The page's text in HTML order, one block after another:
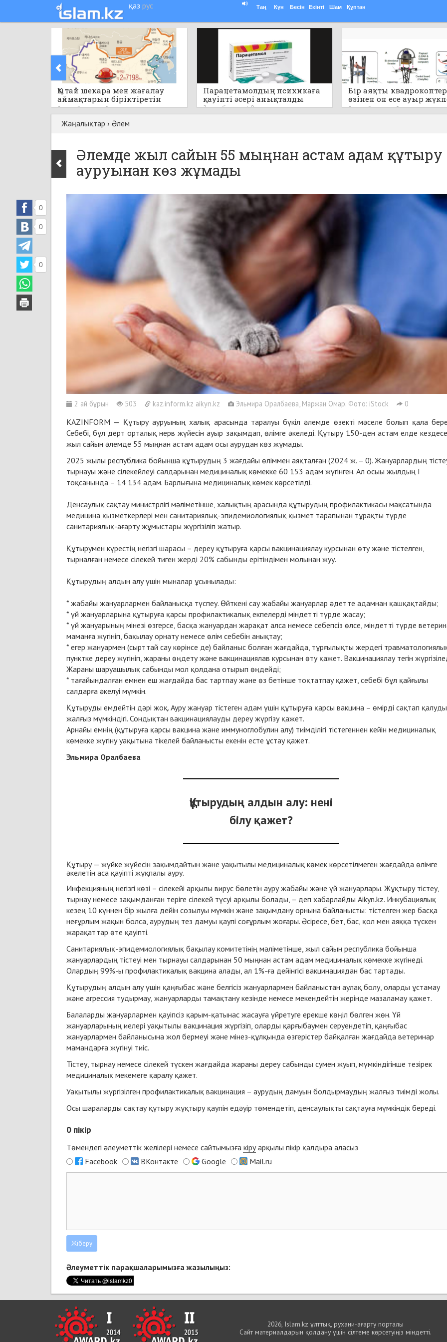
қаз рус Таң Күн Бесін Екінті Шам Құптан
Қытай шекара мен жағалау
аймақтарын біріктіретін
бірегей стратегиялық жобаны
қолға алады
2 сағат бұрын 0
Парацетамолдың психикаға
қауіпті әсері анықталды
2 сағат бұрын 0
Бір аяқты квадрокоптер
өзінен он есе ауыр
секіре алады (видео)
2 сағат бұрын 0
Жаңалықтар › Әлем
Әлемде жыл сайын 55 мыңнан астам адам құтыру
ауруынан көз жұмады
2 ай бұрын 503 kaz.inform.kz aikyn.kz Эльмира Оралбаева, Маржан Омар. Фото: iStock 0
0
0
0
KAZINFORM — Құтыру ауруының халық арасында таралуы бүкіл әлемде өзекті мәселе болып қала
Себебі, бұл дерт орталық нерв жүйесін ауыр зақымдап, өлімге әкеледі. Құтыру 150-ден астам елде
жыл сайын әлемде 55 мыңнан астам адам осы аурудан көз жұмады.
2025 жылы республика бойынша құтырудың 3 жағдайы өліммен аяқталған (2024 ж. – 0). Жануарлардың
тырнауы және сілекейлеуі салдарынан медициналық көмекке 60 153 адам жүгінген. Ал осыы жылдың І
тоқсанында – 14 134 адам. Барлығына медициналық көмек көрсетілді.
Денсаулық сақтау министрлігі мәліметінше, халықтың арасында құтырудың профилактикасы мақсатында
медицина қызметкерлері мен санитариялық-эпидемиологиялық қызмет тарапынан тұрақты түрде
санитариялық-ағарту жұмыстары жүргізіліп жатыр.
Құтырумен күрестің негізгі шарасы – дереу құтыруға қарсы вакцинациялау курсынан өту және тістелген,
тырналған немесе сілекей тиген жерді 20% сабынды ерітіндімен молынан жуу.
Құтырудың алдын алу үшін мыналар ұсынылады:
* жабайы жануарлармен байланысқа түспеу. Өйткені сау жабайы жануарлар әдетте адамнан қашқақтайды;
* үй жануарларына құтыруға қарсы профилактикалық екпелерді міндетті түрде жасау;
* үй жануарының мінезі өзгерсе, басқа жануардан жарақат алса немесе себепсіз өлсе, міндетті түрде
маманға жүгініп, бақылау орнату немесе өлім себебін анықтау;
* егер жануармен (сырттай сау көрінсе де) байланыс болған жағдайда, тұрғылықты жердегі
пунктке дереу жүгініп, жараны өңдету және вакцинациялав курсынан өту қажет. Вакцинациялау тегін
Жараны шаруашылық сабынды мол қолдана отырып өңдейді;
* тағайындалған емнен еш жағдайда бас тартпау және өз бетінше тоқтатпау қажет, себебі бұл қайғылы
салдарға әкелуі мүмкін.
Құтыруды емдейтін дәрі жоқ. Ауру жануар тістеген адам үшін құтыруға қарсы вакцина – өмірді сақтап
жалғыз мүмкіндігі. Сондықтан вакцинациялауды дереу жүргізу қажет.
Арнайы емнің (құтыруға қарсы вакцина және иммуноглобулин алу) тиімділігі тістегеннен кейін медициналық
көмекке жүгіну уақытына тікелей байланысты екенін есте ұстау қажет.
Эльмира Оралбаева
Құтырудың алдын алу: нені
білу қажет?
Құтыру — жүйке жүйесін зақымдайтын және уақытылы медициналық көмек көрсетілмеген жағдайда өлімге
әкелетін аса қауіпті жұқпалы ауру.
Инфекцияның негізгі көзі – сілекейі арқылы вирус бөлетін ауру жабайы және үй жануарлары. Жұқтыру тістеу,
тырнау немесе зақымданған теріге сілекей түсуі арқылы болады, – деп хабарлайды Аikyn.kz. Инкубациялық
кезең 10 күннен бір жылға дейін созылуы мүмкін және зақымдану орнына байланысты: тістелген жер басқа
неғұрлым жақын болса, аурудың тез дамуы қаупі соғұрлым жоғары. Әсіресе, бет, бас, қол мен аяққа түскен
жарақаттар өте қауіпті.
Санитариялық-эпидемиологиялық бақылау комитетінің мәліметінше, жыл сайын республика бойынша
жануарлардың тістеуі мен тырнауы салдарынан 50 мыңнан астам адам медициналық көмекке жүгінеді.
Олардың 99%-ы профилактикалық вакцина алады, ал 1%-ға дейінгісі вакцинациядан бас тартады.
Құтырудың алдын алу үшін қаңғыбас және белгісіз жануарлармен байланыстан аулақ болу, оларды ұстамау
және агрессия тудырмау, жануарларды тамақтану кезінде немесе мекендейтін жерінде мазаламау қажет.
Балаларды жануарлармен қауіпсіз қарым-қатынас жасауға үйретуге ерекше көңіл бөлген жөн. Үй
жануарларының иелері уақытылы вакцинация жүргізіп, оларды қарғыбаумен серуендетіп, қаңғыбас
жануарлармен байланысына жол бермеуі және мінез-құлқында өзгерістер байқалған жағдайда ветеринар
мамандарға жүгінуі тиіс.
Тістеу, тырнау немесе сілекей түскен жағдайда жараны дереу сабынды сумен жуып, мүмкіндігінше тезірек
медициналық мекемеге қаралу қажет.
Уақытылы жүргізілген профилактикалық вакцинация – аурудың дамуын болдырмаудың жалғыз тиімді жолы.
Осы шараларды сақтау құтыру жұқтыру қаупін едәуір төмендетіп, денсаулықты сақтауға мүмкіндік береді.
0 пікір
Төмендегі әлеуметтік желілері немесе сайтымызға кіруарқылы пікір қалдыра аласыз
Facebook
ВКонтакте Google Mail.ru
Әлеуметтік парақшаларымызға жазылыңыз:
2026, Islam.kz ұлттық, рухани-ағарту порталы
Сайт материалдарын қолдану үшін сілтеме көрсетуіңіз міндетті.